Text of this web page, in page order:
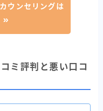
ウンセリングは
ミ評判と悪い口コ